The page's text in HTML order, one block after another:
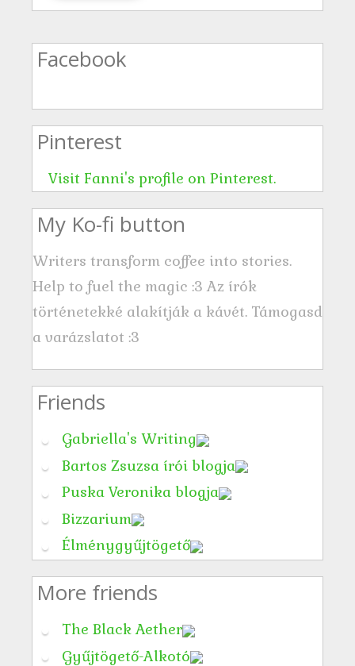
A
r
e
s
Facebook
Pinterest
Visit Fanni's profile on Pinterest.
My Ko-fi button
Writers transform coffee into stories.
Help to fuel the magic :3 Az írók
történetekké alakítják a kávét. Támogasd
a varázslatot :3
Friends
Gabriella's Writing
Bartos Zsuzsa írói blogja
Puska Veronika blogja
Bizzarium
Élménygyűjtögető
More friends
The Black Aether
Gyűjtögető-Alkotó